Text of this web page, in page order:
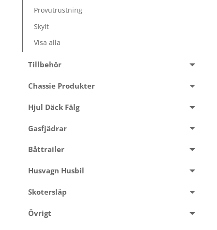
Provutrustning
Skylt
Visa alla
Tillbehör
Chassie Produkter
Hjul Däck Fälg
Gasfjädrar
Båttrailer
Husvagn Husbil
Skotersläp
Övrigt